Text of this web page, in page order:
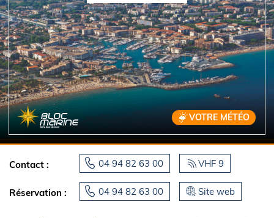
VOTRE MÉTÉO
Contact : 04 94 82 63 00 VHF 9
Réservation : 04 94 82 63 00 Site web